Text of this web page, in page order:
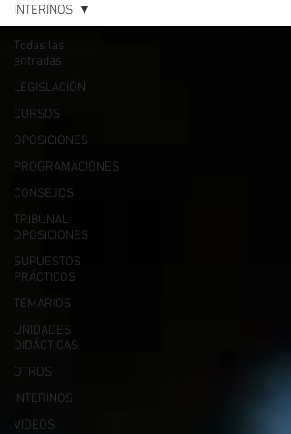
Todas las
entradas
LEGISLACIÓN
CURSOS
OPOSICIONES
PROGRAMACIONES
CONSEJOS
TRIBUNAL
OPOSICIONES
SUPUESTOS
PRÁCTICOS
TEMARIOS
UNIDADES
DIDÁCTICAS
OTROS
INTERINOS
VIDEOS
INTERINOS